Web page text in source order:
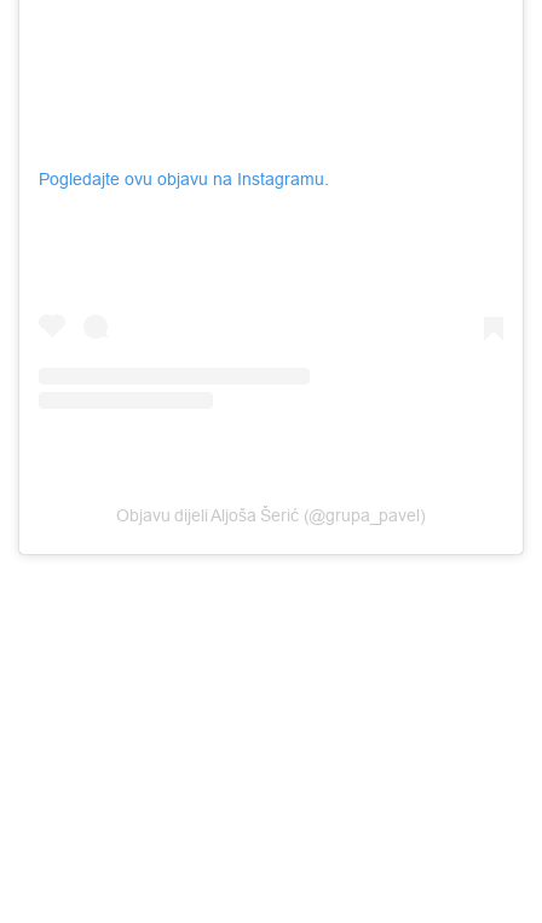
Pogledajte ovu objavu na Instagramu.
Objavu dijeli Aljoša Šerić (@grupa_pavel)